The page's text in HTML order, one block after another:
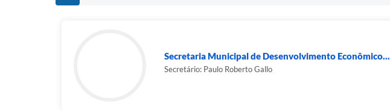
Secretaria Municipal de Desenvolvimento Econômico...
Secretário: Paulo Roberto Gallo